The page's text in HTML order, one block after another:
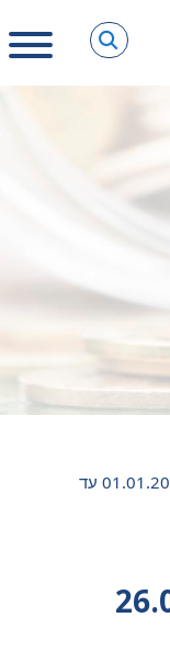
דוח השתתפות באסיפות 01.01.2021 עד